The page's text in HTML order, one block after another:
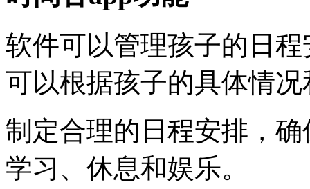
软件可以管理孩子的日
可以根据孩子的具体情
制定合理的日程安排，
学习、休息和娱乐。